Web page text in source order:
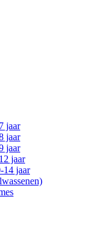
jaar
jaar
jaar
jaar
14 jaar